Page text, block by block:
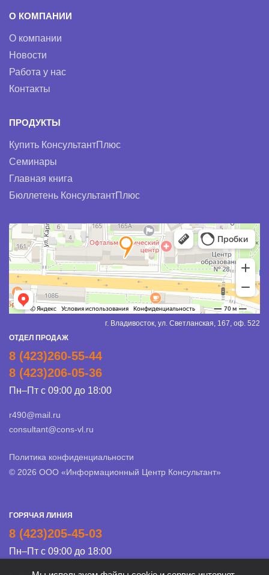
О КОМПАНИИ
О компании
Новости
Работа у нас
Контакты
ПРОДУКТЫ
Купить КонсультантПлюс
Семинары
Главная книга
Бюллетень КонсультантПлюс
г. Владивосток, ул. Светланская, 167, оф. 522
ОТДЕЛ ПРОДАЖ
8 (423)260-55-44
8 (423)206-05-36
Пн–Пт с 09:00 до 18:00
r490@mail.ru
consultant@cons-vl.ru
Политика конфиденциальности
© 2026 ООО «Информационный Центр Консультант»
ГОРЯЧАЯ ЛИНИЯ
8 (423)205-45-03
Пн–Пт с 09:00 до 18:00